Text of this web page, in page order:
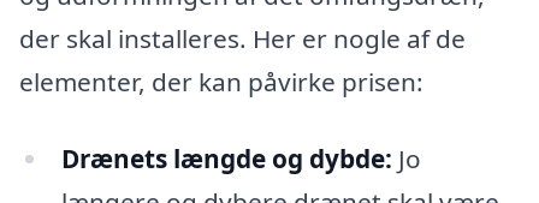
der skal installeres. Her er nogle af de
elementer, der kan påvirke prisen:
Drænets længde og dybde: Jo